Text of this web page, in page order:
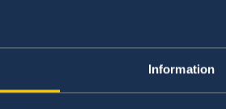
Information
butiker, tobaksaffärer,
Hjälp från UD eller